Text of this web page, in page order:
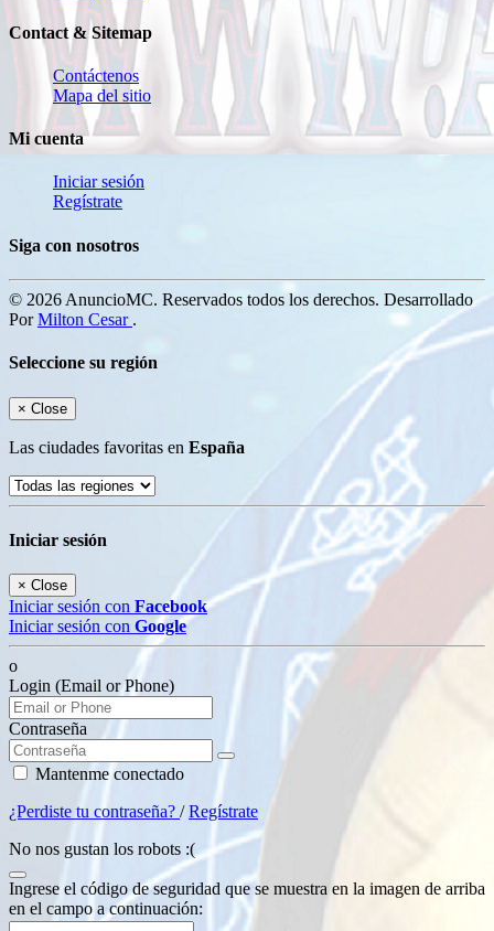
Contact & Sitemap
Contáctenos
Mapa del sitio
Mi cuenta
Iniciar sesión
Regístrate
Siga con nosotros
© 2026 AnuncioMC. Reservados todos los derechos. Desarrollado
PorMilton Cesar .
Seleccione su región
× Close
Las ciudades favoritas en España
Iniciar sesión
× Close
Iniciar sesión con Facebook
Iniciar sesión con Google
o
Login (Email or Phone)
Contraseña
Mantenme conectado
¿Perdiste tu contraseña? /Regístrate
No nos gustan los robots :(
Ingrese el código de seguridad que se muestra en la imagen de arriba
en el campo a continuación: